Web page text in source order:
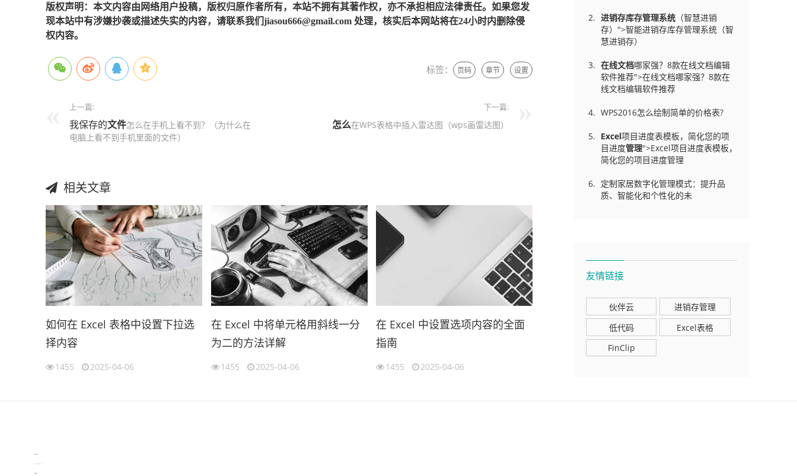
版权声明：本文内容由网络用户投稿，版权归原作者所有，本站不拥有其著作权，亦不承担相应法律责任。如果您发
现本站中有涉嫌抄袭或描述失实的内容，请联系我们jiasou666@gmail.com 处理，核实后本网站将在24小时内删除侵
权内容。
标签： 页码 章节 设置
上一篇:
我保存的文件怎么在手机上看不到？（为什么在
电脑上看不到手机里面的文件）
下一篇:
怎么在WPS表格中插入雷达图（wps画雷达图）
相关文章
如何在 Excel 表格中设置下拉选
择内容
1455 2025-04-06
在 Excel 中将单元格用斜线一分
为二的方法详解
1455 2025-04-06
在 Excel 中设置选项内容的全面
指南
1455 2025-04-06
进销存库存管理系统 （智慧进销
存）">智能进销存库存管理系统（智
慧进销存）
在线文档哪家强？8款在线文档编辑
软件推荐">在线文档哪家强？8款在
线文档编辑软件推荐
WPS2016怎么绘制简单的价格表?
Excel项目进度表模板，简化您的项
目进度管理">Excel项目进度表模板，
简化您的项目进度管理
定制家居数字化管理模式：提升品
质、智能化和个性化的未
友情链接
伙伴云
进销存管理
低代码
Excel表格
FinClip